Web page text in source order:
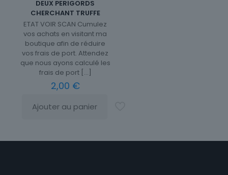
DEUX PERIGORDS
CHERCHANT TRUFFE
ETAT VOIR SCAN Cumulez
vos achats en visitant ma
boutique afin de réduire
vos frais de port. Attendez
que nous ayons calculé les
frais de port[…]
2,00 €
Ajouter au panier